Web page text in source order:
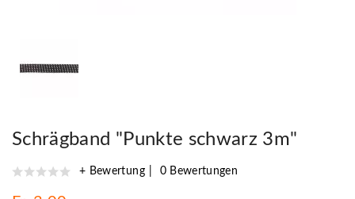
Schrägband "Punkte schwarz 3m"
+ Bewertung 0 Bewertungen